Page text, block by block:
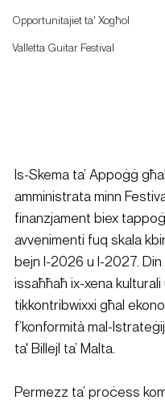
Opportunitajiet ta' Xogħol
Valletta Guitar Festival
Is-Skema ta’ Appoġġ
amministrata minn
finanzjament biex
avvenimenti fuq skala
bejn l-2026 u l-2027. Din
issaħħaħ ix-xena
tikkontribwixxi għal
f’konformità mal-
ta' Billejl ta’ Malta.
Permezz ta’ proċess